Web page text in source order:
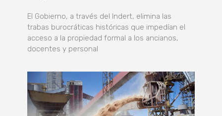
El Gobierno, a través del Indert, elimina las
trabas burocráticas históricas que impedían el
acceso a la propiedad formal a los ancianos,
docentes y personal